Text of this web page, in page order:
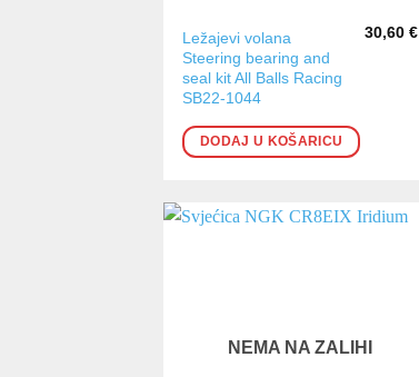
Ležajevi volana
Steering bearing and
seal kit All Balls Racing
SB22-1044
30,60€
DODAJ U KOŠARICU
NEMA NA ZALIHI